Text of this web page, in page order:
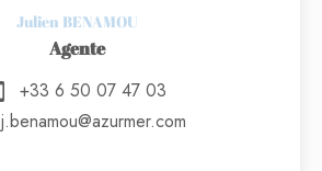
Julien BENAMOU
Agente
+33 6 50 07 47 03
j.benamou@azurmer.com